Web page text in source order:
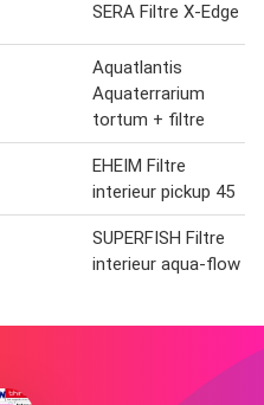
SERA Filtre X-Edge
Aquatlantis
Aquaterrarium
tortum + filtre
EHEIM Filtre
interieur pickup 45
SUPERFISH Filtre
interieur aqua-flow